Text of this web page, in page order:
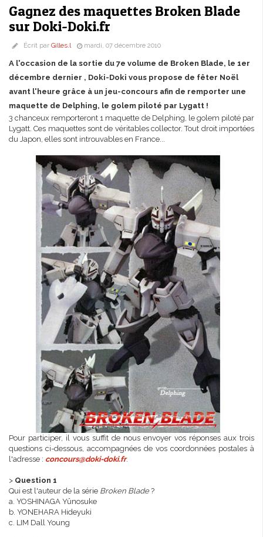
Gagnez des maquettes Broken Blade
sur Doki-Doki.fr
Écrit par Gilles.l mardi, 07 décembre 2010
A l'occasion de la sortie du 7e volume de Broken Blade, le 1er
décembre dernier , Doki-Doki vous propose de fêter Noël
avant l'heure grâce à un jeu-concours afin de remporter une
maquette de Delphing, le golem piloté par Lygatt !
3 chanceux remporteront 1 maquette de Delphing, le golem piloté par
Lygatt. Ces maquettes sont de véritables collector. Tout droit importées
du Japon, elles sont introuvables en France...
Pour participer, il vous suffit de nous envoyer vos réponses aux trois
questions ci-dessous, accompagnées de vos coordonnées postales à
l'adresse : concours@doki-doki.fr.
> Question 1
Qui est l'auteur de la série Broken Blade?
a. YOSHINAGA Yûnosuke
b. YONEHARA Hideyuki
c. LIM Dall Young